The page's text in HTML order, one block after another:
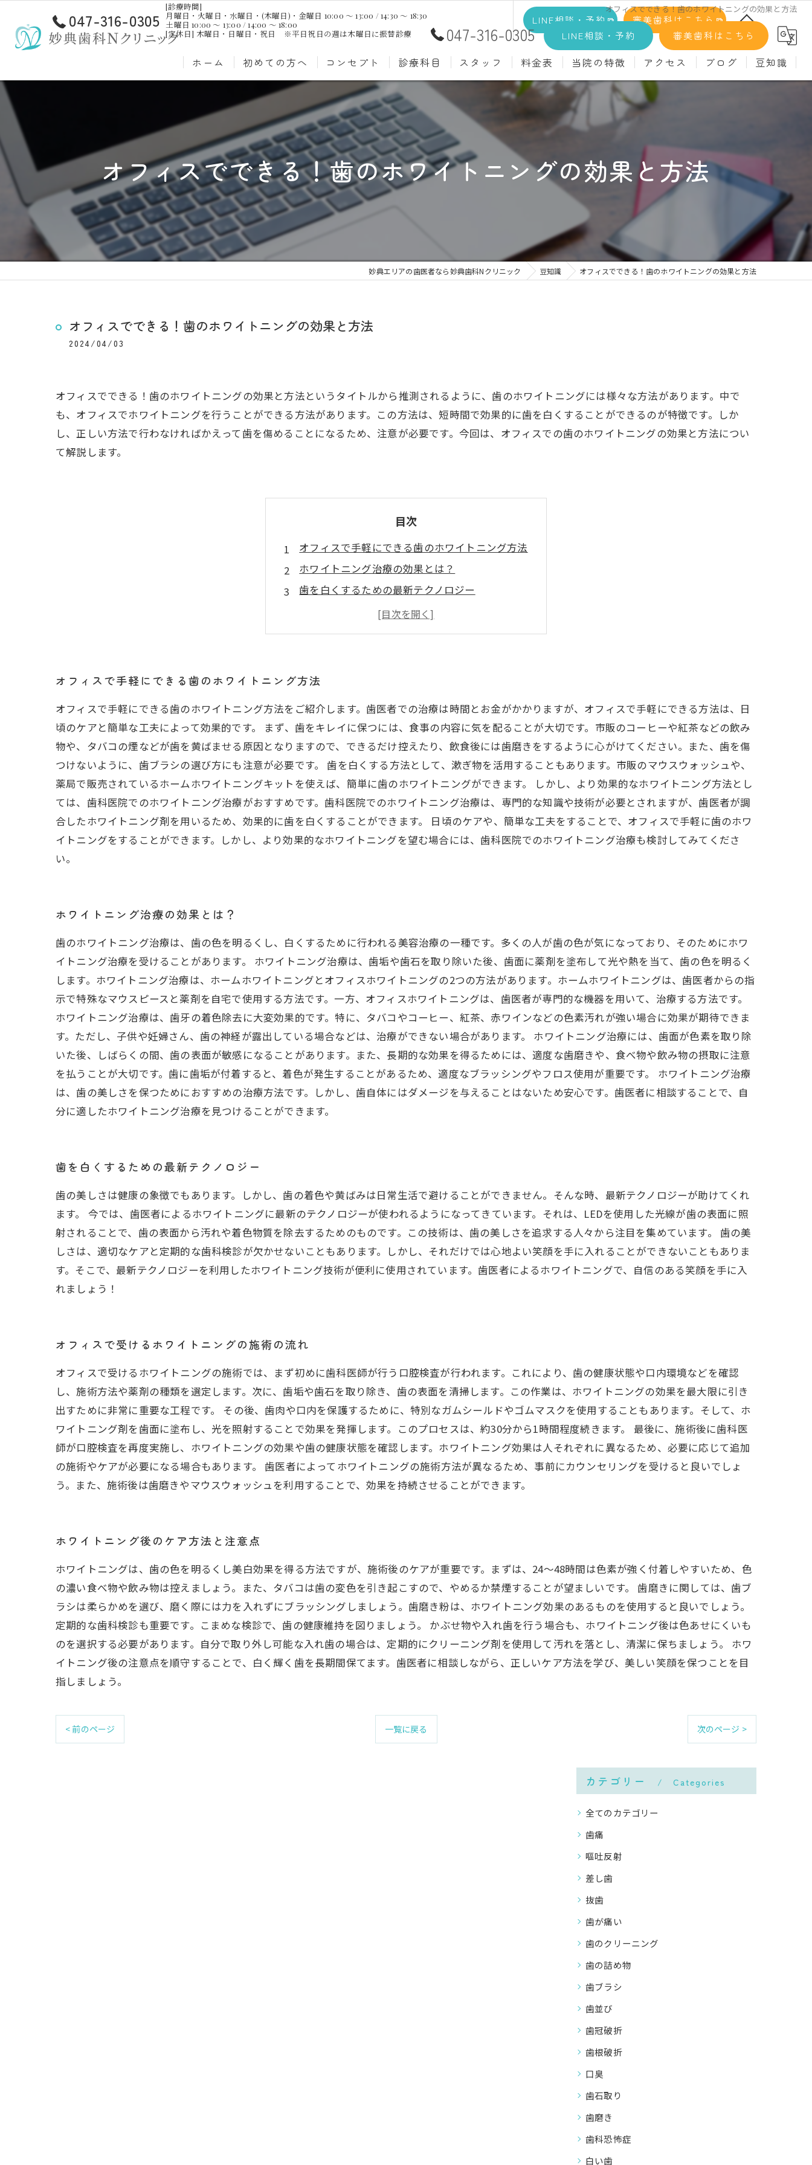
オフィスでできる！歯のホワイトニングの効果と方法
047-316-0305 LINE相談・予約 審美歯科はこちら
ホーム 初めての方へ コンセプト 診療科目
むし歯治療 予防歯科
小児歯科 入れ歯(義歯)
口腔外科 歯周病治療
ホワイトニング
親知らず
大人の矯正 子どもの矯正
スタッフ 料金表
材料詳細
自費診療料金
当院の特徴
マウスピース矯正
インプラント
セラミック
クリーニング
施設基準
アクセス ブログ 豆知識
オフィスでできる！歯のホワイトニングの効果と方法
妙典エリアの歯医者なら妙典歯科Nクリニック 豆知識 オフィスでできる！歯のホワイトニングの効果と方法
オフィスでできる！歯のホワイトニングの効果と方法
2024/04/03
オフィスでできる！歯のホワイトニングの効果と方法というタイトルから推測されるように、歯のホワイトニングには様々な方法があります。中で
も、オフィスでホワイトニングを行うことができる方法があります。この方法は、短時間で効果的に歯を白くすることができるのが特徴です。しか
し、正しい方法で行わなければかえって歯を傷めることになるため、注意が必要です。今回は、オフィスでの歯のホワイトニングの効果と方法につい
て解説します。
目次
オフィスで手軽にできる歯のホワイトニング方法
ホワイトニング治療の効果とは？
歯を白くするための最新テクノロジー
オフィスで受けるホワイトニングの施術の流れ
ホワイトニング後のケア方法と注意点
オフィスで手軽にできる歯のホワイトニング方法
オフィスで手軽にできる歯のホワイトニング方法をご紹介します。歯医者での治療は時間とお金がかかりますが、オフィスで手軽にできる方法は、日
頃のケアと簡単な工夫によって効果的です。 まず、歯をキレイに保つには、食事の内容に気を配ることが大切です。市販のコーヒーや紅茶などの飲み
物や、タバコの煙などが歯を黄ばませる原因となりますので、できるだけ控えたり、飲食後には歯磨きをするように心がけてください。また、歯を傷
つけないように、歯ブラシの選び方にも注意が必要です。 歯を白くする方法として、漱ぎ物を活用することもあります。市販のマウスウォッシュや、
薬局で販売されているホームホワイトニングキットを使えば、簡単に歯のホワイトニングができます。 しかし、より効果的なホワイトニング方法とし
ては、歯科医院でのホワイトニング治療がおすすめです。歯科医院でのホワイトニング治療は、専門的な知識や技術が必要とされますが、歯医者が調
合したホワイトニング剤を用いるため、効果的に歯を白くすることができます。 日頃のケアや、簡単な工夫をすることで、オフィスで手軽に歯のホワ
イトニングをすることができます。しかし、より効果的なホワイトニングを望む場合には、歯科医院でのホワイトニング治療も検討してみてくださ
い。
ホワイトニング治療の効果とは？
歯のホワイトニング治療は、歯の色を明るくし、白くするために行われる美容治療の一種です。多くの人が歯の色が気になっており、そのためにホワ
イトニング治療を受けることがあります。 ホワイトニング治療は、歯垢や歯石を取り除いた後、歯面に薬剤を塗布して光や熱を当て、歯の色を明るく
します。ホワイトニング治療は、ホームホワイトニングとオフィスホワイトニングの2つの方法があります。ホームホワイトニングは、歯医者からの指
示で特殊なマウスピースと薬剤を自宅で使用する方法です。一方、オフィスホワイトニングは、歯医者が専門的な機器を用いて、治療する方法です。
ホワイトニング治療は、歯牙の着色除去に大変効果的です。特に、タバコやコーヒー、紅茶、赤ワインなどの色素汚れが強い場合に効果が期待できま
す。ただし、子供や妊婦さん、歯の神経が露出している場合などは、治療ができない場合があります。 ホワイトニング治療には、歯面が色素を取り除
いた後、しばらくの間、歯の表面が敏感になることがあります。また、長期的な効果を得るためには、適度な歯磨きや、食べ物や飲み物の摂取に注意
を払うことが大切です。歯に歯垢が付着すると、着色が発生することがあるため、適度なブラッシングやフロス使用が重要です。 ホワイトニング治療
は、歯の美しさを保つためにおすすめの治療方法です。しかし、歯自体にはダメージを与えることはないため安心です。歯医者に相談することで、自
分に適したホワイトニング治療を見つけることができます。
歯を白くするための最新テクノロジー
歯の美しさは健康の象徴でもあります。しかし、歯の着色や黄ばみは日常生活で避けることができません。そんな時、最新テクノロジーが助けてくれ
ます。 今では、歯医者によるホワイトニングに最新のテクノロジーが使われるようになってきています。それは、LEDを使用した光線が歯の表面に照
射されることで、歯の表面から汚れや着色物質を除去するためのものです。この技術は、歯の美しさを追求する人々から注目を集めています。 歯の美
しさは、適切なケアと定期的な歯科検診が欠かせないこともあります。しかし、それだけでは心地よい笑顔を手に入れることができないこともありま
す。そこで、最新テクノロジーを利用したホワイトニング技術が便利に使用されています。歯医者によるホワイトニングで、自信のある笑顔を手に入
れましょう！
オフィスで受けるホワイトニングの施術の流れ
オフィスで受けるホワイトニングの施術では、まず初めに歯科医師が行う口腔検査が行われます。これにより、歯の健康状態や口内環境などを確認
し、施術方法や薬剤の種類を選定します。次に、歯垢や歯石を取り除き、歯の表面を清掃します。この作業は、ホワイトニングの効果を最大限に引き
出すために非常に重要な工程です。 その後、歯肉や口内を保護するために、特別なガムシールドやゴムマスクを使用することもあります。そして、ホ
ワイトニング剤を歯面に塗布し、光を照射することで効果を発揮します。このプロセスは、約30分から1時間程度続きます。 最後に、施術後に歯科医
師が口腔検査を再度実施し、ホワイトニングの効果や歯の健康状態を確認します。ホワイトニング効果は人それぞれに異なるため、必要に応じて追加
の施術やケアが必要になる場合もあります。 歯医者によってホワイトニングの施術方法が異なるため、事前にカウンセリングを受けると良いでしょ
う。また、施術後は歯磨きやマウスウォッシュを利用することで、効果を持続させることができます。
ホワイトニング後のケア方法と注意点
ホワイトニングは、歯の色を明るくし美白効果を得る方法ですが、施術後のケアが重要です。まずは、24～48時間は色素が強く付着しやすいため、色
の濃い食べ物や飲み物は控えましょう。また、タバコは歯の変色を引き起こすので、やめるか禁煙することが望ましいです。 歯磨きに関しては、歯ブ
ラシは柔らかめを選び、磨く際には力を入れずにブラッシングしましょう。歯磨き粉は、ホワイトニング効果のあるものを使用すると良いでしょう。
定期的な歯科検診も重要です。こまめな検診で、歯の健康維持を図りましょう。 かぶせ物や入れ歯を行う場合も、ホワイトニング後は色あせにくいも
のを選択する必要があります。自分で取り外し可能な入れ歯の場合は、定期的にクリーニング剤を使用して汚れを落とし、清潔に保ちましょう。 ホワ
イトニング後の注意点を順守することで、白く輝く歯を長期間保てます。歯医者に相談しながら、正しいケア方法を学び、美しい笑顔を保つことを目
指しましょう。
< 前のページ 一覧に戻る 次のページ >
カテゴリー Categories
全てのカテゴリー
歯痛
嘔吐反射
差し歯
抜歯
歯が痛い
歯のクリーニング
歯の詰め物
歯ブラシ
歯並び
歯冠破折
歯根破折
口臭
歯石取り
歯磨き
歯科恐怖症
白い歯
047-316-0305
[診療時間]
月曜日・火曜日・水曜日・(木曜日)・金曜日 10:00 ～ 13:00 / 14:30 ～ 18:30
土曜日 10:00 ～ 13:00 / 14:00 ～ 18:00
[定休日] 木曜日・日曜日・祝日 ※平日祝日の週は木曜日に振替診療
LINE相談・予約 審美歯科はこちら